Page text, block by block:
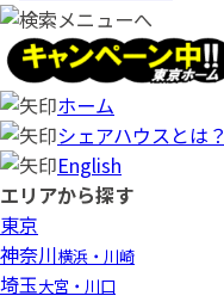
ホーム
シェアハウスとは？
English
エリアから探す
東京
神奈川横浜・川崎
埼玉大宮・川口